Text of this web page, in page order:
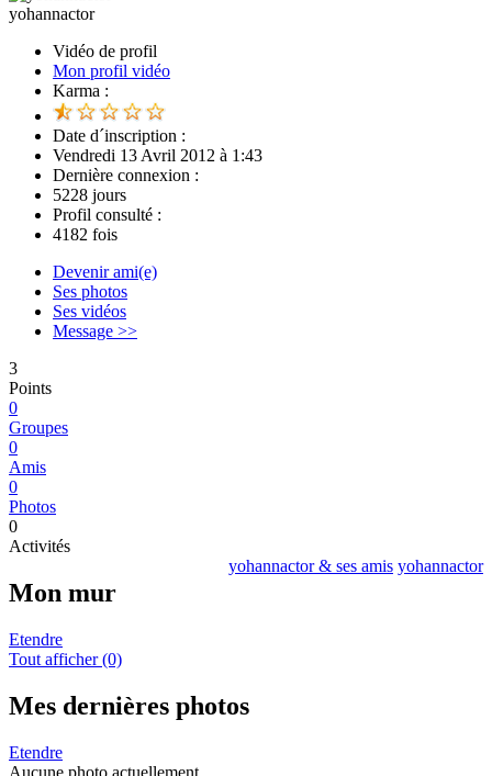
yohannactor
Vidéo de profil
Mon profil vidéo
Karma :
Date d´inscription :
Vendredi 13 Avril 2012 à 1:43
Dernière connexion :
5228 jours
Profil consulté :
4182 fois
Devenir ami(e)
Ses photos
Ses vidéos
Message >>
3
Points
0
Groupes
0
Amis
0
Photos
0
Activités
yohannactor & ses amis yohannactor
Mon mur
Etendre
Tout afficher (0)
Mes dernières photos
Etendre
Aucune photo actuellement.